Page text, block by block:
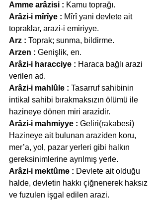
Amme arâzisi : Kamu toprağı.
Arâzi-i mîrîye : Mîrî yani devlete ait
topraklar, arazi-i emiriyye.
Arz : Toprak; sunma, bildirme.
Arzen : Genişlik, en.
Arâzi-i haracciye : Haraca bağlı arazi
verilen ad.
Arâzi-i mahlûle : Tasarruf sahibinin
intikal sahibi bırakmaksızın ölümü ile
hazineye dönen miri arazidir.
Arâzi-i mahmiyye : Geliri(rakabesi)
Hazineye ait bulunan araziden koru,
mer’a, yol, pazar yerleri gibi halkın
gereksinimlerine ayrılmış yerle.
Arâzi-i mektûme : Devlete ait olduğu
halde, devletin hakkı çiğnenerek haksız
ve fuzulen işgal edilen arazi.